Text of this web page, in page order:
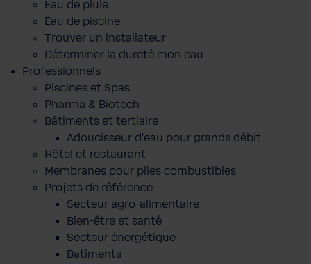
Eau de pluie
Eau de piscine
Trouver un installateur
Déterminer la dureté mon eau
Professionnels
Piscines et Spas
Pharma & Biotech
Bâtiments et tertiaire
Adoucisseur d'eau pour grands débit
Hôtel et restaurant
Membranes pour piles combustibles
Projets de référence
Secteur agro-alimentaire
Bien-être et santé
Secteur énergétique
Batiments